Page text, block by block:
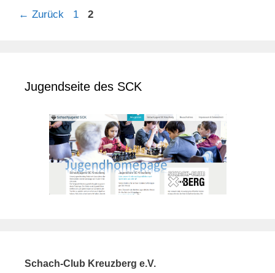
← Zurück Seite
1 Seite
2
Jugendseite des SCK
Schach-Club Kreuzberg e.V.